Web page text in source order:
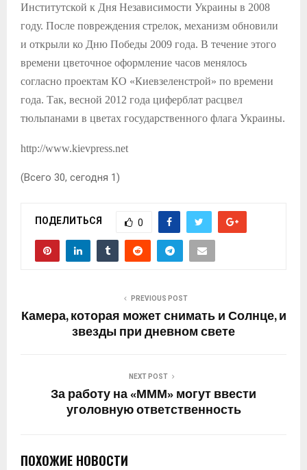
Институтской к Дня Независимости Украины в 2008
году. После повреждения стрелок, механизм обновили
и открыли ко Дню Победы 2009 года. В течение этого
времени цветочное оформление часов менялось
согласно проектам КО «Киевзеленстрой» по времени
года. Так, весной 2012 года циферблат расцвел
тюльпанами в цветах государственного флага Украины.
http://www.kievpress.net
(Всего 30, сегодня 1)
ПОДЕЛИТЬСЯ 0
PREVIOUS POST
Камера, которая может снимать и Солнце, и
звезды при дневном свете
NEXT POST
За работу на «МММ» могут ввести
уголовную ответственность
ПОХОЖИЕ НОВОСТИ